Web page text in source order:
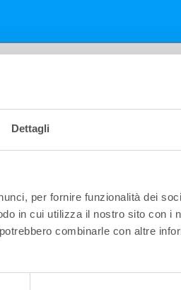
Dettagli
per fornire funzionalità dei
in cui utilizza il nostro sito con i
combinarle con altre